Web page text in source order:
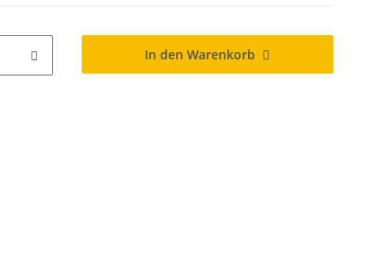
In den Warenkorb